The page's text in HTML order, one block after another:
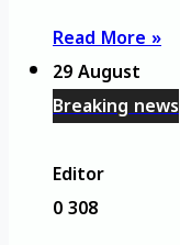
Read More »
29 August
Breaking news
Editor
0308